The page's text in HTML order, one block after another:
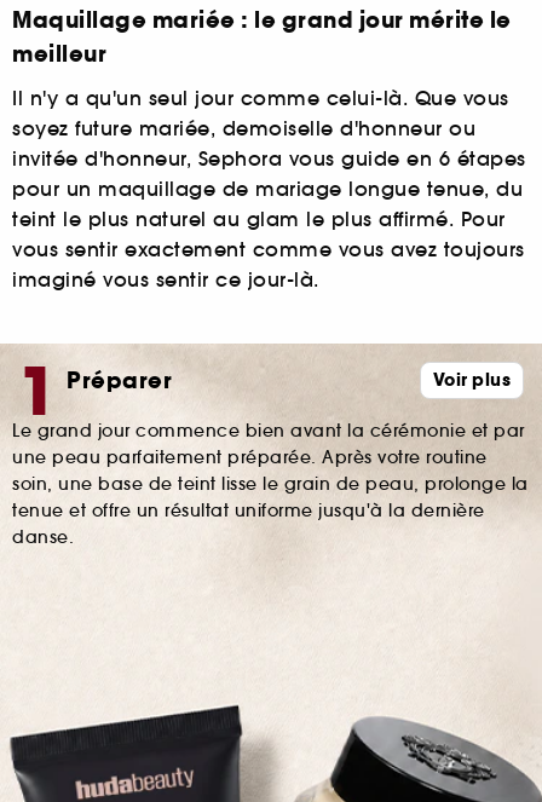
Maquillage mariée : le grand jour mérite le
meilleur
Il n'y a qu'un seul jour comme celui-là. Que vous
soyez future mariée, demoiselle d'honneur ou
invitée d'honneur, Sephora vous guide en 6 étapes
pour un maquillage de mariage longue tenue, du
teint le plus naturel au glam le plus affirmé. Pour
vous sentir exactement comme vous avez toujours
imaginé vous sentir ce jour-là.
Préparer Voir plus
Le grand jour commence bien avant la cérémonie et par
une peau parfaitement préparée. Après votre routine
soin, une base de teint lisse le grain de peau, prolonge la
tenue et offre un résultat uniforme jusqu'à la dernière
danse.